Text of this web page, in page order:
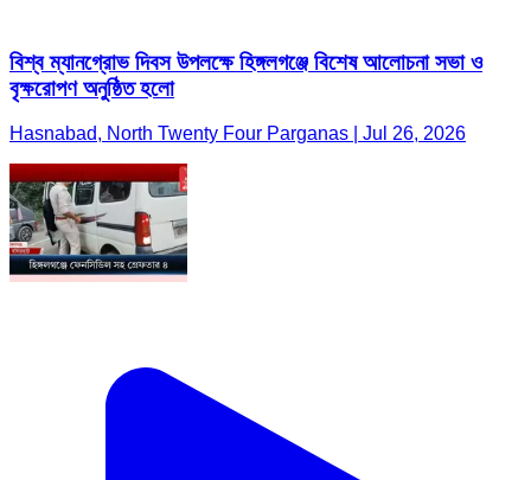
বিশ্ব ম্যানগ্রোভ দিবস উপলক্ষে হিঙ্গলগঞ্জে বিশেষ আলোচনা সভা ও
বৃক্ষরোপণ অনুষ্ঠিত হলো
Hasnabad, North Twenty Four Parganas | Jul 26, 2026